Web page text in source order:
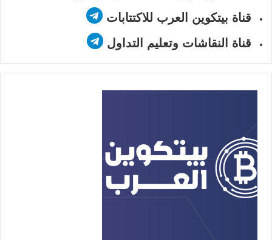
قناة بيتكوين العرب للاكتتابات
قناة النقاشات وتعليم التداول